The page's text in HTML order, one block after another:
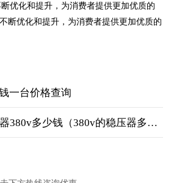
优化和提升，为消费者提供更加优质的
断优化和提升，为消费者提供更加优质的
一台价格查询
下一篇：50千瓦稳压器380v多少钱（380v的稳压器多少钱一个）